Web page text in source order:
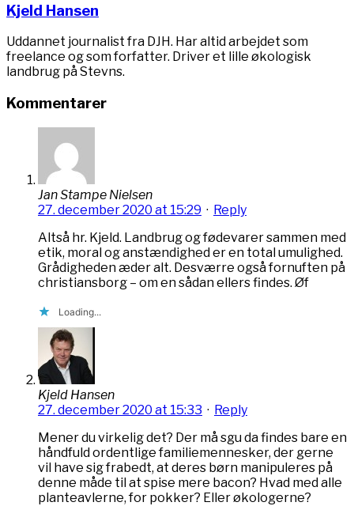
Kjeld Hansen
Uddannet journalist fra DJH. Har altid arbejdet som
freelance og som forfatter. Driver et lille økologisk
landbrug på Stevns.
Kommentarer
Jan Stampe Nielsen
27. december 2020 at 15:29 · Reply
Altså hr. Kjeld. Landbrug og fødevarer sammen med
etik, moral og anstændighed er en total umulighed.
Grådigheden æder alt. Desværre også fornuften på
christiansborg – om en sådan ellers findes. Øf
Loading...
Kjeld Hansen
27. december 2020 at 15:33 · Reply
Mener du virkelig det? Der må sgu da findes bare en
håndfuld ordentlige familiemennesker, der gerne
vil have sig frabedt, at deres børn manipuleres på
denne måde til at spise mere bacon? Hvad med alle
planteavlerne, for pokker? Eller økologerne?